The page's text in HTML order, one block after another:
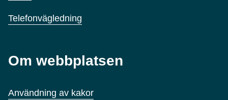
Telefonvägledning
Om webbplatsen
Användning av kakor